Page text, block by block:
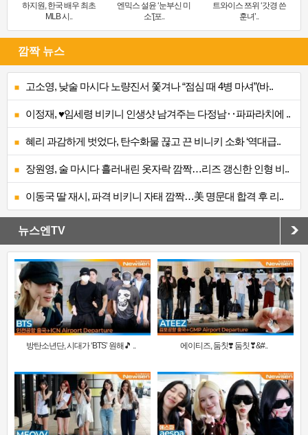
하지원, 한국 배우 최초
MLB 시..
엔믹스 설윤 ‘눈부신 미
소’[포..
트와이스 쯔위 ‘갓경 쓴
훈녀’..
깜짝 뉴스
고소영, 낮술 마시다 노량진서 쫓겨나 “점심 때 4병 마셔”(바..
이정재, ♥임세령 비키니 인생샷 남겨주는 다정남‥파파라치에 ..
혜리 과감하게 벗었다, 탄수화물 끊고 끈 비니키 소화 ‘역대급..
장원영, 술 마시다 흘러내린 옷자락 깜짝…리즈 갱신한 인형 비..
이동국 딸 재시, 파격 비키니 자태 깜짝…美 명문대 합격 후 리..
뉴스엔TV
방탄소년단, 시대가 ‘BTS’ 원해🎵 .. 에이티즈, 둠칫❣️ 둠칫❣&#..